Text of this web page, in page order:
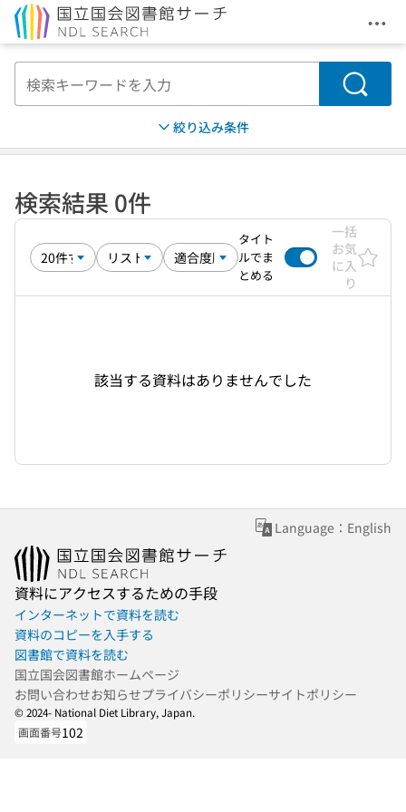
メ
検索
絞り込み条件
検索結果 0件
タイト
ルでま
とめる
一括
お気
に入
り
該当する資料はありませんでした
Language：English
資料にアクセスするための手段
インターネットで資料を読む
資料のコピーを入手する
図書館で資料を読む
国立国会図書館ホームページ
お問い合わせお知らせプライバシーポリシーサイトポリシー
© 2024- National Diet Library, Japan.
画面番号102